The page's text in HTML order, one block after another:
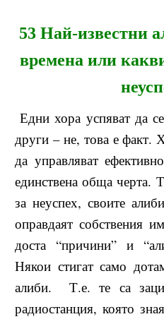
53 Най-известни
времена или
Едни хора успяват да
други – не, това е факт.
да управляват
единствена обща черта.
за неуспех, своите
оправдаят собствения
доста “причини” и
Някои стигат само
алиби. Т.е. те са
радиостанция, която